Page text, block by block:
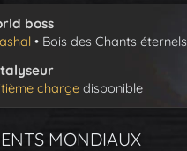
boss
• Bois des Chants éternels
charge disponible
MONDIAUX